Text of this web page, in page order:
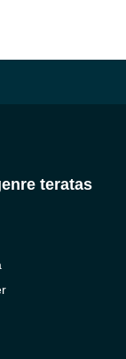
teratas